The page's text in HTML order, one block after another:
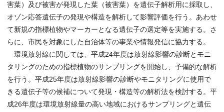
害葉）及び被害が発現した葉（被害葉）を遺伝子解析用に採取し、
オゾン応答遺伝子の発現や構造を解析して影響評価を行う。あわせ
て新規の指標植物やマーカーとなる遺伝子の選定等を実施する。さ
らに、市民を対象にした自治体等の事業や情報発信に協力する。
環境放射線に関しては、平成24年度は放射線影響の診断とモニ
タリングのための指標植物のサンプリングを開始し、予備的な解析
を行う。平成25年度は放射線影響の診断やモニタリングに使用で
きる遺伝子等の候補について発現・構造等の解析法を検討する。平
成26年度は環境放射線量の高い地域におけるサンプリングと遺伝